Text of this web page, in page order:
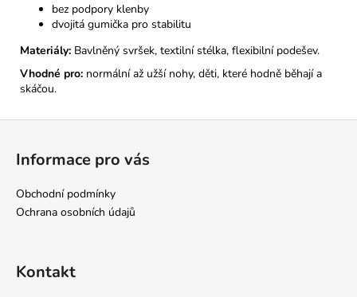
bez podpory klenby
dvojitá gumička pro stabilitu
Materiály: Bavlněný svršek, textilní stélka, flexibilní podešev.
Vhodné pro: normální až užší nohy, děti, které hodně běhají a
skáčou.
Informace pro vás
Obchodní podmínky
Ochrana osobních údajů
Kontakt